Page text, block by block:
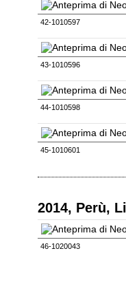
42-1010597
43-1010596
44-1010598
45-1010601
2014, Perù,
46-1020043